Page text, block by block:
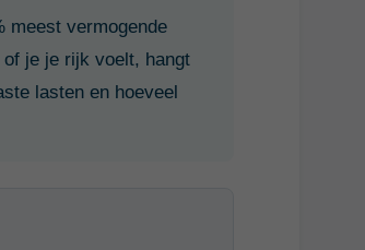
meest vermogende
je je rijk voelt, hangt
lasten en hoeveel